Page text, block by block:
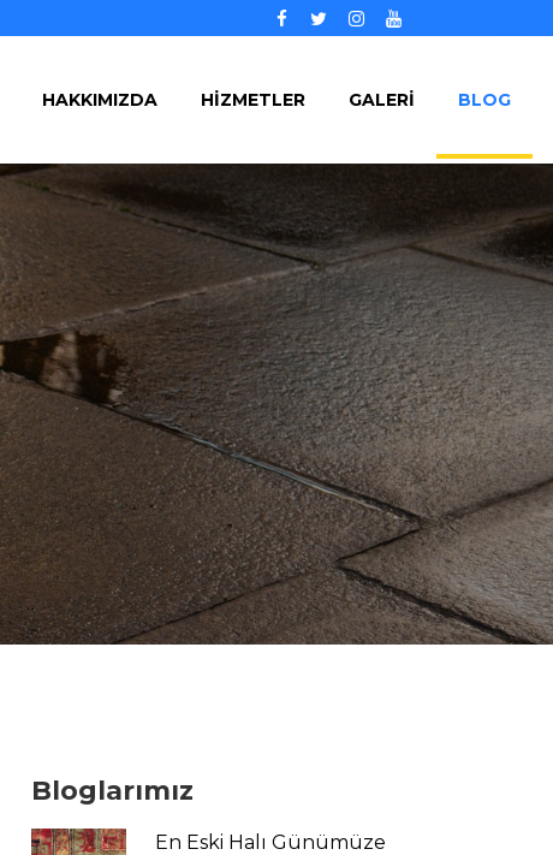
Facebook
TwitterInstagram
YouTube
HAKKIMIZDA HİZMETLER GALERİ BLOG
Bloglarımız
En Eski Halı Günümüze